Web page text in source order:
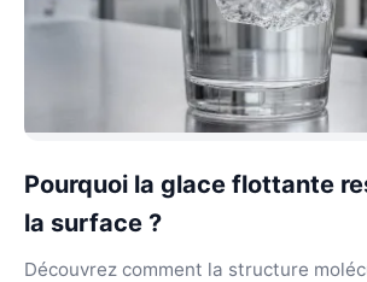
Pourquoi la glace flottante
la surface ?
Découvrez comment la structure